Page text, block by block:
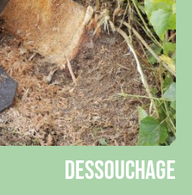
Dessouchage